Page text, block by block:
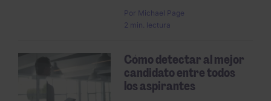
Por Michael Page
2 min. lectura
Cómo detectar al mejor
candidato entre todos
los aspirantes